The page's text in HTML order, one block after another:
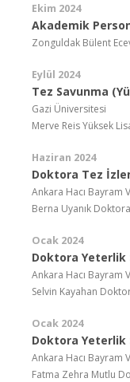
Ekim 2024
Akademik
Zonguldak Bülent
Eylül 2024
Tez Savunma
Gazi Üniversitesi
Merve Reis Yüksek
Haziran 2024
Doktora Tez
Ankara Hacı Bayram
Berna Uyanık
Ocak 2024
Doktora Yeterlik
Ankara Hacı Bayram
Selvin Kayahan
Ocak 2024
Doktora Yeterlik
Ankara Hacı Bayram
Fatma Zehra Mutlu